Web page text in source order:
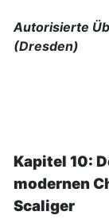
Autorisierte
(Dresden)
Kapitel 10:
modernen
Scaliger